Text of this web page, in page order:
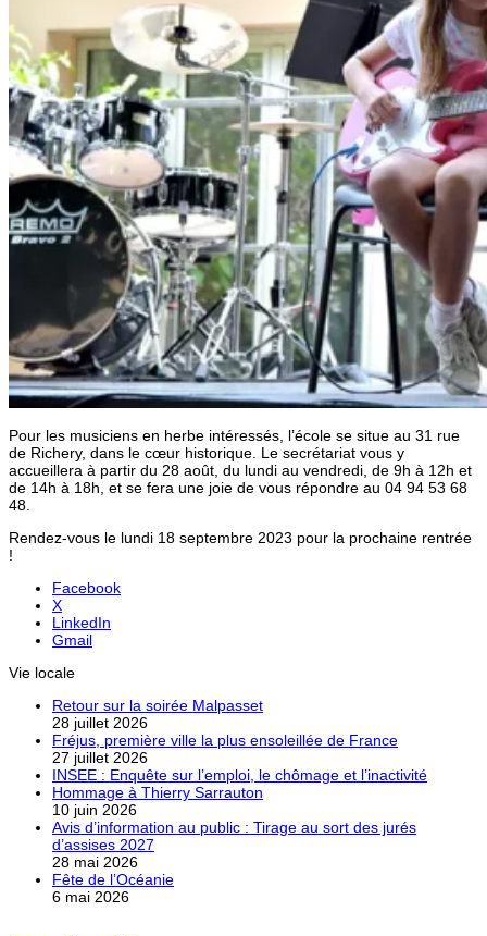
Pour les musiciens en herbe intéressés, l’école se situe au 31 rue
de Richery, dans le cœur historique. Le secrétariat vous y
accueillera à partir du 28 août, du lundi au vendredi, de 9h à 12h et
de 14h à 18h, et se fera une joie de vous répondre au 04 94 53 68
48.
Rendez-vous le lundi 18 septembre 2023 pour la prochaine rentrée
!
Facebook
X
LinkedIn
Gmail
Vie locale
Retour sur la soirée Malpasset
28 juillet 2026
Fréjus, première ville la plus ensoleillée de France
27 juillet 2026
INSEE : Enquête sur l’emploi, le chômage et l’inactivité
Hommage à Thierry Sarrauton
10 juin 2026
Avis d’information au public : Tirage au sort des jurés
d’assises 2027
28 mai 2026
Fête de l’Océanie
6 mai 2026